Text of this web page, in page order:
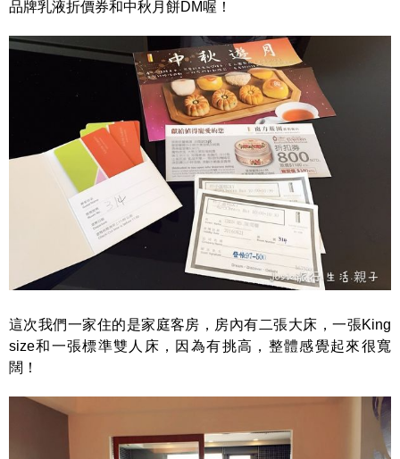
品牌乳液折價券和中秋月餅DM喔！
這次我們一家住的是家庭客房，房內有二張大床，一張King
size和一張標準雙人床，因為有挑高，整體感覺起來很寬
闊！